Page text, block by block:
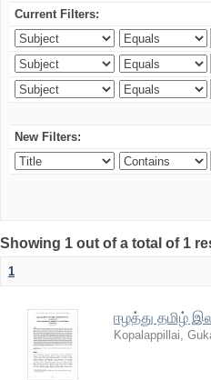
Current Filters:
New Filters:
Showing 1 out of a total of 1
1
ஈழத்து தமிழ்
Kopalappillai,